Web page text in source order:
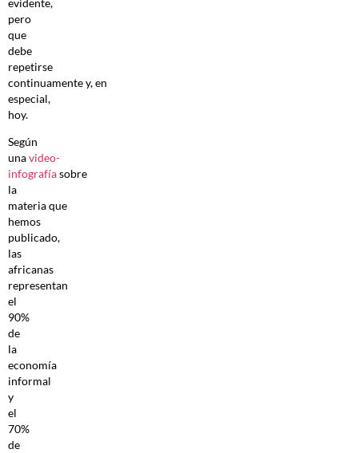
pero
que
debe
repetirse
continuamente y, en
especial,
hoy.
Según
unavideo-
infografíasobre
la
materia que
hemos
publicado,
las
africanas
representan
el
90%
de
la
economía
informal
y
el
70%
de